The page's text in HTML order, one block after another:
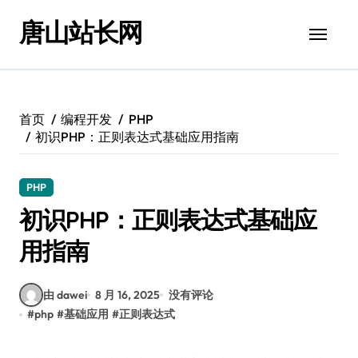
唐山站长网
首页 编程开发
PHP
初识PHP：正则表达式基础应用指南
PHP
初识PHP：正则表达式基础应
用指南
由 dawei 8 月 16, 2025 没有评论
#php #基础应用 #正则表达式